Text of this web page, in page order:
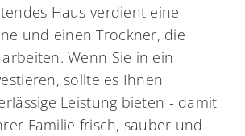
Haus verdient eine
und einen Trockner, die
Wenn Sie in ein
sollte es Ihnen
Leistung bieten - damit
Familie frisch, sauber und